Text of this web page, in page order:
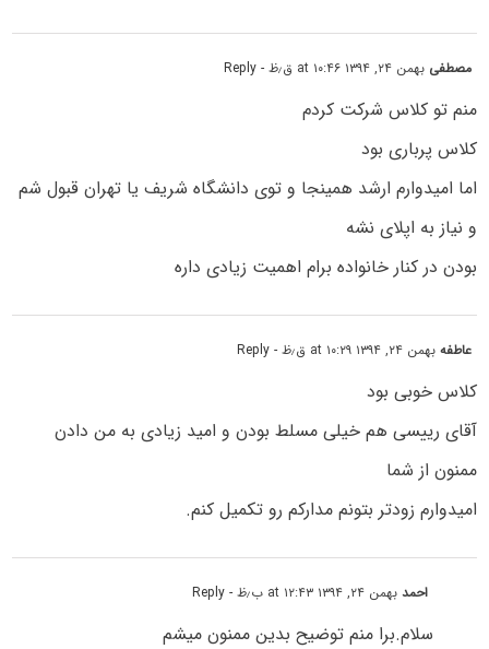
مصطفی بهمن ۲۴, ۱۳۹۴ at ۱۰:۴۶ ق٫ظ - Reply
منم تو کلاس شرکت کردم
کلاس پرباری بود
اما امیدوارم ارشد همینجا و توی دانشگاه شریف یا تهران قبول شم
و نیاز به اپلای نشه
بودن در کنار خانواده برام اهمیت زیادی داره
عاطفهبهمن ۲۴, ۱۳۹۴ at ۱۰:۲۹ ق٫ظ - Reply
کلاس خوبی بود
آقای رییسی هم خیلی مسلط بودن و امید زیادی به من دادن
ممنون از شما
امیدوارم زودتر بتونم مدارکم رو تکمیل کنم.
احمدبهمن ۲۴, ۱۳۹۴ at ۱۲:۴۳ ب٫ظ - Reply
سلام.برا منم توضیح بدین ممنون میشم